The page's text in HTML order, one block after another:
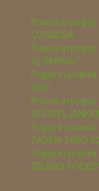
Pravila in pogoji
OZNAČBA
Pravila in pogoji
SE SKRIVA!"
Pogoji in pravila
IGRI"
Pravila in pogoji
Pogoji in pravila
ZADENI
Pogoji in pravila
ZELENO